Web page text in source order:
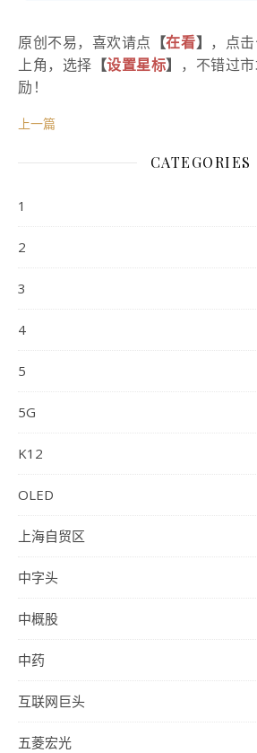
原创不易，喜欢请点 【在看】
，点
上角，选择 【设置星标】
，不错过
励！
上一篇
CATEGORIES
1
2
3
4
5
5G
K12
OLED
上海自贸区
中字头
中概股
中药
互联网巨头
五菱宏光